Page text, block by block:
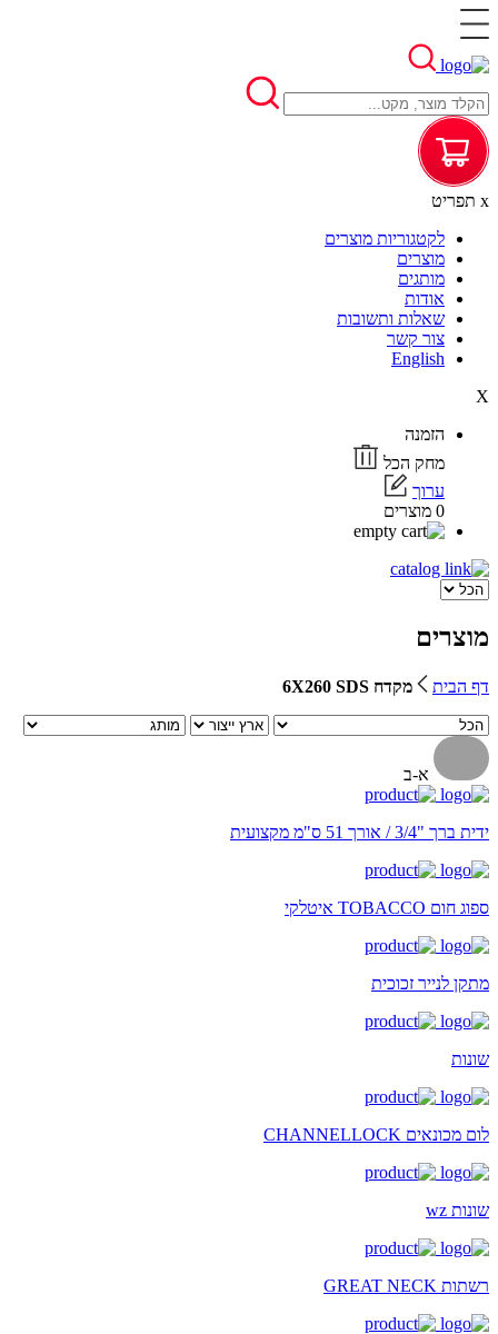
x תפריט
לקטגוריות מוצרים
מוצרים
מותגים
אודות
שאלות ותשובות
צור קשר
English
X
הזמנה
מחק הכל
ערוך
0 מוצרים
מוצרים
דף הבית מקדח 6X260 SDS
א-ב
ידית ברך "3/4 / אורך 51 ס"מ מקצועית
ספוג חום TOBACCO איטלקי
מתקן לנייר זכוכית
שונות
לום מכונאים CHANNELLOCK
שונות wz
רשתות GREAT NECK